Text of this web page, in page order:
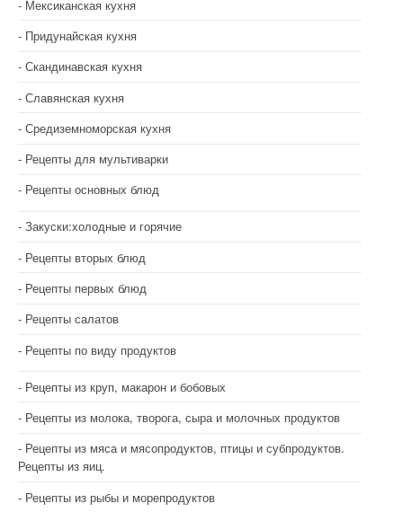
Мексиканская кухня
Придунайская кухня
Скандинавская кухня
Славянская кухня
Средиземноморская кухня
Рецепты для мультиварки
Рецепты основных блюд
Закуски:холодные и горячие
Рецепты вторых блюд
Рецепты первых блюд
Рецепты салатов
Рецепты по виду продуктов
Рецепты из круп, макарон и бобовых
Рецепты из молока, творога, сыра и молочных продуктов
Рецепты из мяса и мясопродуктов, птицы и субпродуктов.
Рецепты из яиц.
Рецепты из рыбы и морепродуктов